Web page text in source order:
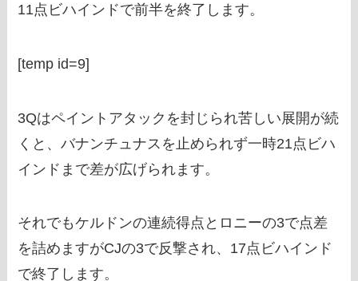
11点ビハインドで前半を終了します。
[temp id=9]
3Qはペイントアタックを封じられ苦しい展開が続
くと、バナンチュナスを止められず一時21点ビハ
インドまで差が広げられます。
それでもケルドンの連続得点とロニーの3で点差
を詰めますがCJの3で反撃され、17点ビハインド
で終了します。